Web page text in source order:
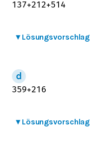
1 37+21 2+514
▾ Lösungsvorschlag
359+21 6
▾ Lösungsvorschlag